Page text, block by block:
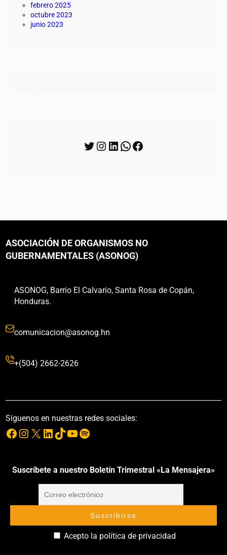
febrero 2025
octubre 2023
junio 2023
ASOCIACIÓN DE ORGANISMOS NO
GUBERNAMENTALES (ASONOG)
ASONOG, Barrio El Calvario, Santa Rosa de Copán,
Honduras.
comunicacion@asonog.hn
+(504) 2662-2626
Síguenos en nuestras redes sociales:
Suscríbete a nuestro Boletín Trimestral «La Mensajera»
Acepto la política de privacidad